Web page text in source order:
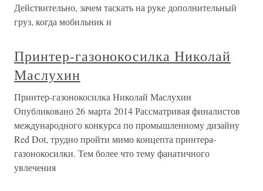
Действительно, зачем таскать на руке дополнительный
груз, когда мобильник и
Принтер-газонокосилка Николай
Маслухин
Принтер-газонокосилка Николай Маслухин
Опубликовано 26 марта 2014 Рассматривая финалистов
международного конкурса по промышленному дизайну
Red Dot, трудно пройти мимо концепта принтера-
газонокосилки. Тем более что тему фанатичного
увлечения